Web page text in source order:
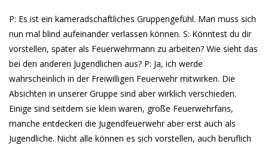
P: Es ist ein kameradschaftliches Gruppengefühl. Man muss sich
nun mal blind aufeinander verlassen können. S: Könntest du dir
vorstellen, später als Feuerwehrmann zu arbeiten? Wie sieht das
bei den anderen Jugendlichen aus? P: Ja, ich werde
wahrscheinlich in der Freiwilligen Feuerwehr mitwirken. Die
Absichten in unserer Gruppe sind aber wirklich verschieden.
Einige sind seitdem sie klein waren, große Feuerwehrfans,
manche entdecken die Jugendfeuerwehr aber erst auch als
Jugendliche. Nicht alle können es sich vorstellen, auch beruflich